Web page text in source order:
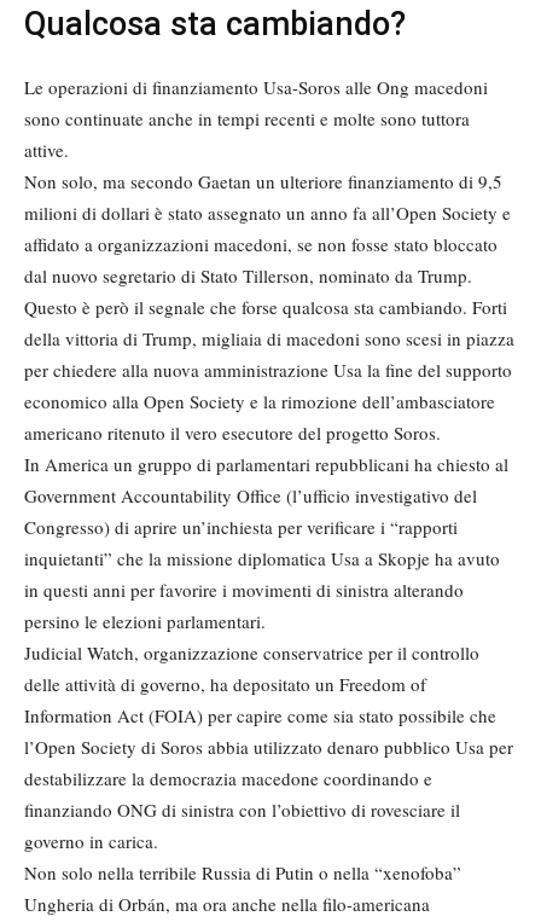
Qualcosa sta cambiando?
Le operazioni di finanziamento Usa-Soros alle Ong macedoni
sono continuate anche in tempi recenti e molte sono tuttora
attive.
Non solo, ma secondo Gaetan un ulteriore finanziamento di 9,5
milioni di dollari è stato assegnato un anno fa all’Open Society e
affidato a organizzazioni macedoni, se non fosse stato bloccato
dal nuovo segretario di Stato Tillerson, nominato da Trump.
Questo è però il segnale che forse qualcosa sta cambiando. Forti
della vittoria di Trump, migliaia di macedoni sono scesi in piazza
per chiedere alla nuova amministrazione Usa la fine del supporto
economico alla Open Society e la rimozione dell’ambasciatore
americano ritenuto il vero esecutore del progetto Soros.
In America un gruppo di parlamentari repubblicani ha chiesto al
Government Accountability Office (l’ufficio investigativo del
Congresso) di aprire un’inchiesta per verificare i “rapporti
inquietanti” che la missione diplomatica Usa a Skopje ha avuto
in questi anni per favorire i movimenti di sinistra alterando
persino le elezioni parlamentari.
Judicial Watch, organizzazione conservatrice per il controllo
delle attività di governo, ha depositato un Freedom of
Information Act (FOIA) per capire come sia stato possibile che
l’Open Society di Soros abbia utilizzato denaro pubblico Usa per
destabilizzare la democrazia macedone coordinando e
finanziando ONG di sinistra con l’obiettivo di rovesciare il
governo in carica.
Non solo nella terribile Russia di Putin o nella “xenofoba”
Ungheria di Orbán, ma ora anche nella filo-americana